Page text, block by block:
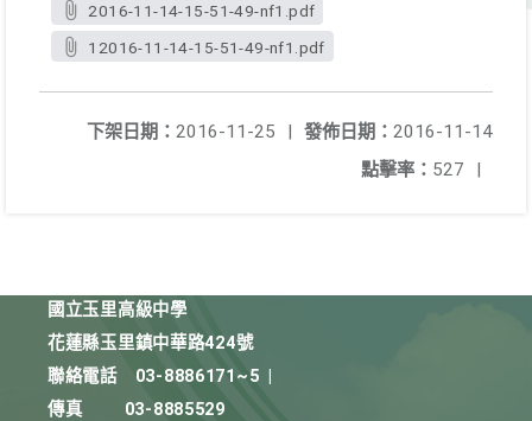
2016-11-14-15-51-49-nf1.pdf
12016-11-14-15-51-49-nf1.pdf
發佈日期： 2016-11-14
下架日期： 2016-11-25
|
點擊率： 527 |
國立玉里高級中學
花蓮縣玉里鎮中華路424號
聯絡電話
03-8886171~5
傳真
03-8885529